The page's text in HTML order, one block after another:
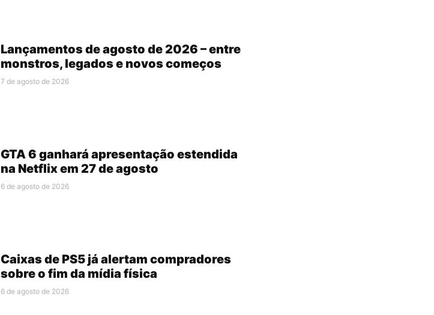
Lançamentos de agosto de 2026 – entre
monstros, legados e novos começos
7 de agosto de 2026
GTA 6 ganhará apresentação estendida
na Netflix em 27 de agosto
6 de agosto de 2026
Caixas de PS5 já alertam compradores
sobre o fim da mídia física
6 de agosto de 2026